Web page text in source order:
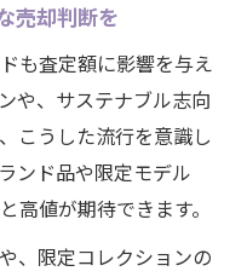
売却判断を
も査定額に影響を与え
や、サステナブル志向
こうした流行を意識し
ンド品や限定モデル
高値が期待できます。
、限定コレクションの